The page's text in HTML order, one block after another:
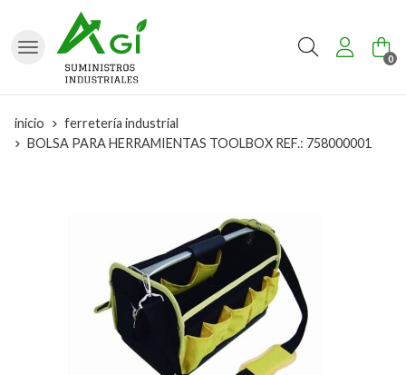
Buscar 0
inicio
ferretería industrial
BOLSA PARA HERRAMIENTAS TOOLBOX REF.: 758000001